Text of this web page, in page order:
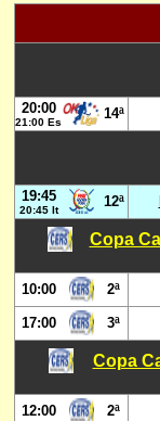
20:00
21:00 Es
14ª
19:45
20:45 It
12ª
Copa
10:00 2ª
17:00 3ª
Copa
12:00 2ª